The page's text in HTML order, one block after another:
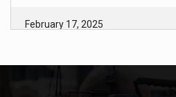
When Grave Markers Are